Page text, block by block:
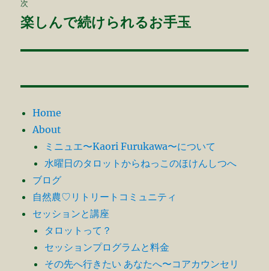
ゲ
ー
ン
次
次
投
楽しんで続けられるお手玉
Home
About
ミニュエ〜Kaori Furukawa〜について
水曜日のタロットからねっこのほけんしつへ
ブログ
自然農♡リトリートコミュニティ
セッションと講座
タロットって？
セッションプログラムと料金
その先へ行きたい あなたへ〜コアカウンセリ